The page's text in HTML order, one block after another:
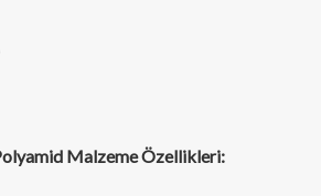
Malzeme Özellikleri: